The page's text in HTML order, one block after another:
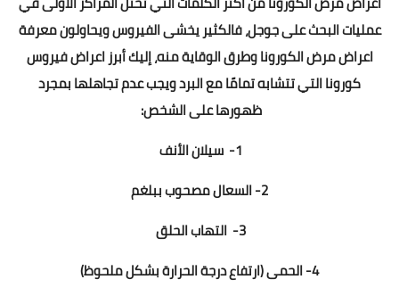
عمليات البحث على جوجل، فالكثير يخشى الفيروس ويحاولون معرفة
اعراض مرض الكورونا وطرق الوقاية منه، إليك أبرز اعراض فيروس
كورونا التي تتشابه تمامًا مع البرد ويجب عدم تجاهلها بمجرد
ظهورها على الشخص:
1- سيلان الأنف
2- السعال مصحوب ببلغم
3- التهاب الحلق
4- الحمى (ارتفاع درجة الحرارة بشكل ملحوظ)